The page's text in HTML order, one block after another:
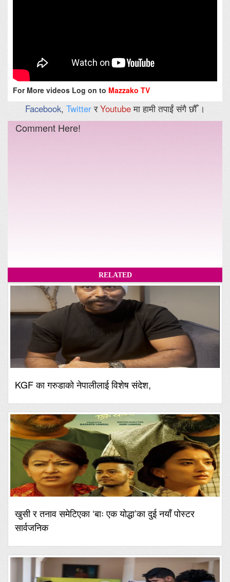
For More videos Log on to Mazzako TV
Facebook, TwitterरYoutubeमा हामी तपाईं संगै छौँ ।
Comment Here!
RELATED
KGF का गरुडाको नेपालीलाई विशेष संदेश,
खुसी र तनाव समेटिएका ‘बाः एक योद्धा’का दुई नयाँ पोस्टर
सार्वजनिक